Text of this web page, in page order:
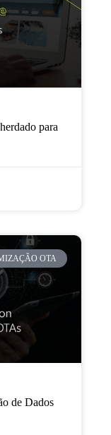
para
OTA
de Dados